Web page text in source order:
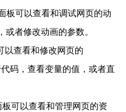
板可以查看和调试网页的动
者修改动画的参数。
以查看和修改网页的
码，查看变量的值，或者直
可以查看和管理网页的资